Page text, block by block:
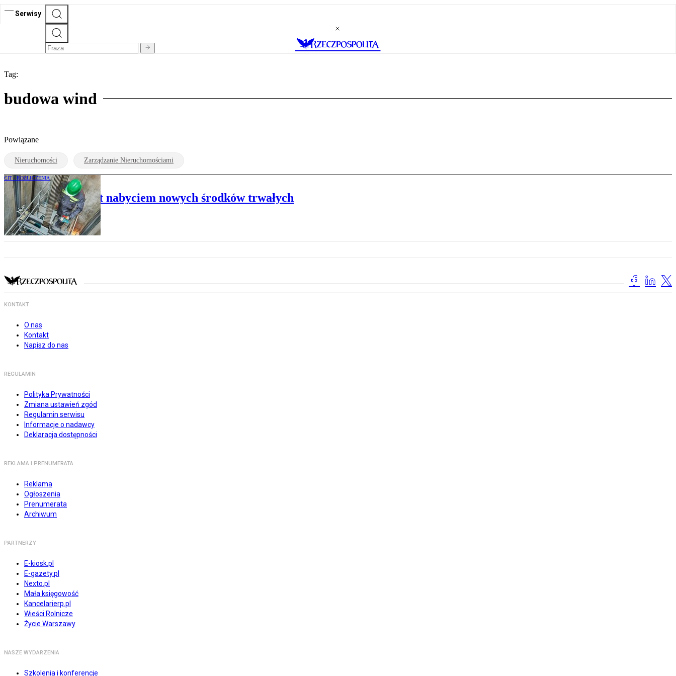
Serwisy
Tag:
budowa wind
Powiązane
Nieruchomości Zarządzanie Nieruchomościami
CIT - ROZLICZENIA
Wymiana wind jest nabyciem nowych środków trwałych
KONTAKT
O nas
Kontakt
Napisz do nas
REGULAMIN
Polityka Prywatności
Zmiana ustawień zgód
Regulamin serwisu
Informacje o nadawcy
Deklaracja dostępności
REKLAMA I PRENUMERATA
Reklama
Ogłoszenia
Prenumerata
Archiwum
PARTNERZY
E-kiosk.pl
E-gazety.pl
Nexto.pl
Mała księgowość
Kancelarierp.pl
Wieści Rolnicze
Życie Warszawy
NASZE WYDARZENIA
Szkolenia i konferencje